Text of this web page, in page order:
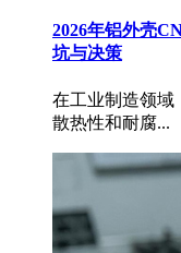
2026年铝外壳
坑与决策
在工业制造领域
散热性和耐腐...